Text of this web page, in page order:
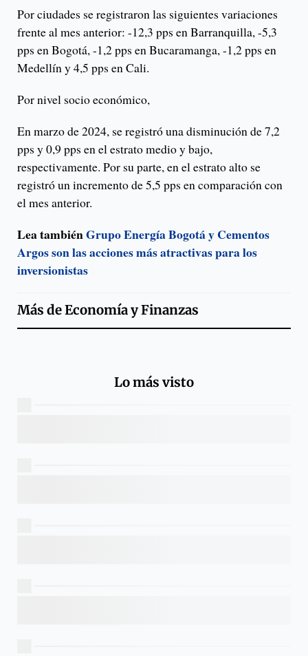
Por ciudades se registraron las siguientes variaciones
frente al mes anterior: -12,3 pps en Barranquilla, -5,3
pps en Bogotá, -1,2 pps en Bucaramanga, -1,2 pps en
Medellín y 4,5 pps en Cali.
Por nivel socio económico,
En marzo de 2024, se registró una disminución de 7,2
pps y 0,9 pps en el estrato medio y bajo,
respectivamente. Por su parte, en el estrato alto se
registró un incremento de 5,5 pps en comparación con
el mes anterior.
Lea tambiénGrupo Energía Bogotá y Cementos
Argos son las acciones más atractivas para los
inversionistas
Más deEconomía y Finanzas
Lo más visto